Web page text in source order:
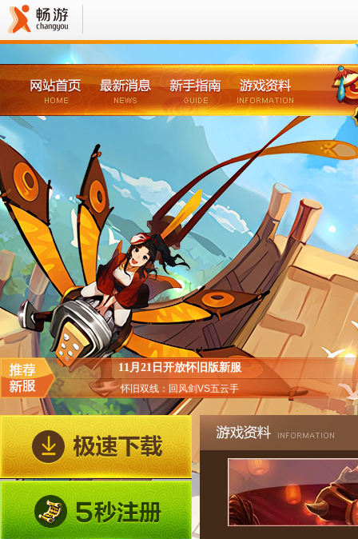
11月21日开放怀旧版新服
怀旧双线：回风剑VS五云手